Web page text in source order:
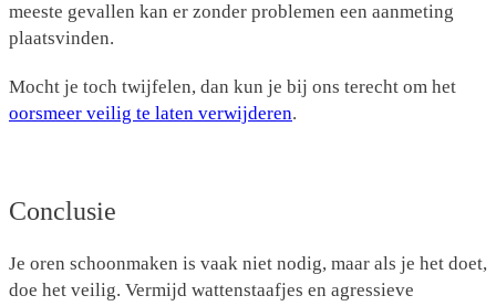
meeste gevallen kan er zonder problemen een aanmeting
plaatsvinden.
Mocht je toch twijfelen, dan kun je bij ons terecht om het
oorsmeer veilig te laten verwijderen.
Conclusie
Je oren schoonmaken is vaak niet nodig, maar als je het doet,
doe het veilig. Vermijd wattenstaafjes en agressieve